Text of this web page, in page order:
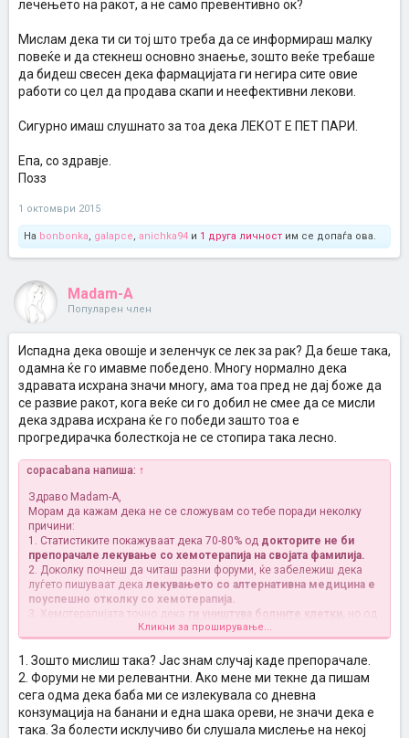
лечењето на ракот, а не само превентивно ок?
Мислам дека ти си тој што треба да се информираш малку
повеќе и да стекнеш основно знаење, зошто веќе требаше
да бидеш свесен дека фармацијата ги негира сите овие
работи со цел да продава скапи и неефективни лекови.
Сигурно имаш слушнато за тоа дека ЛЕКОТ Е ПЕТ ПАРИ.
Епа, со здравје.
Позз
1 октомври 2015
На bonbonka, galapce, anichka94 и 1 друга личност им се допаѓа ова.
Madam-A
Популарен член
Испадна дека овошје и зеленчук се лек за рак? Да беше така,
одамна ќе го имавме победено. Многу нормално дека
здравата исхрана значи многу, ама тоа пред не дај боже да
се развие ракот, кога веќе си го добил не смее да се мисли
дека здрава исхрана ќе го победи зашто тоа е
прогредирачка болесткоја не се стопира така лесно.
copacabana напиша: ↑
Здраво Madam-A,
Морам да кажам дека не се сложувам со тебе поради неколку
причини:
1. Статистиките покажуваат дека 70-80% од докторите не би
препорачале лекување со хемотерапија на својата фамилија.
2. Доколку почнеш да читаш разни форуми, ќе забележиш дека
луѓето пишуваат дека лекувањето со алтернативна медицина е
поуспешно отколку со хемотерапија.
3. Хемотерапијата точно дека ги уништува болните клетки, но од
друга страна ги уништува и здравите клетки во организмот, и на
тој начин делува кон побрзо ширење на ракот.
4. Во право си дека неможеме да веруваме на сите ''жимимајка
лекови ", и знам дека луѓето од мака купуваат се што ќе слушнат
дека помага во оваа борба, но има и лекови кои навистина
помагаат и превентивно и за оболените од рак.
5. Сметам дека свеста кај народот за оваа болест е веќе на
високо ниво и повеќето внимаваат што внесуваат во организмот
Кликни за проширување...
1. Зошто мислиш така? Јас знам случај каде препорачале.
2. Форуми не ми релевантни. Ако мене ми текне да пишам
сега одма дека баба ми се излекувала со дневна
конзумација на банани и една шака ореви, не значи дека е
така. За болести исклучиво би слушала мислење на некој